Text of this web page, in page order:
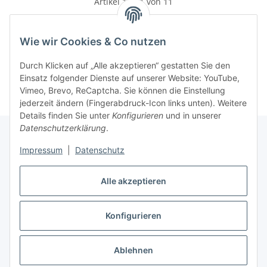
Alle akzeptieren
Konfigurieren
Ablehnen
Wie wir Cookies & Co nutzen
Durch Klicken auf „Alle akzeptieren“ gestatten Sie den
Einsatz folgender Dienste auf unserer Website: YouTube,
Vimeo, Brevo, ReCaptcha. Sie können die Einstellung
jederzeit ändern (Fingerabdruck-Icon links unten). Weitere
Details finden Sie unter Konfigurieren und in unserer
Datenschutzerklärung.
Impressum Datenschutz
Kategorien
Gesetzliche Informationen